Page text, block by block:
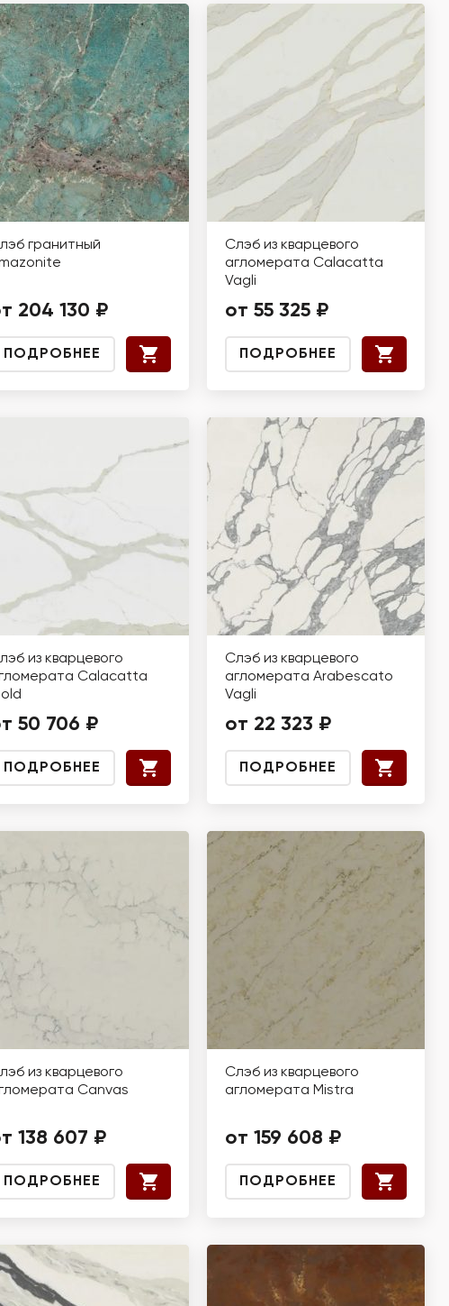
гранитный
204 130 ₽
ПОДРОБНЕЕ
Слэб из кварцевого
агломерата Calacatta
Vagli
от 55 325 ₽
ПОДРОБНЕЕ
из кварцевого
Calacatta
50 706 ₽
ПОДРОБНЕЕ
Слэб из кварцевого
агломерата Arabescato
Vagli
от 22 323 ₽
ПОДРОБНЕЕ
из кварцевого
Canvas
138 607 ₽
ПОДРОБНЕЕ
Слэб из кварцевого
агломерата Mistra
от 159 608 ₽
ПОДРОБНЕЕ